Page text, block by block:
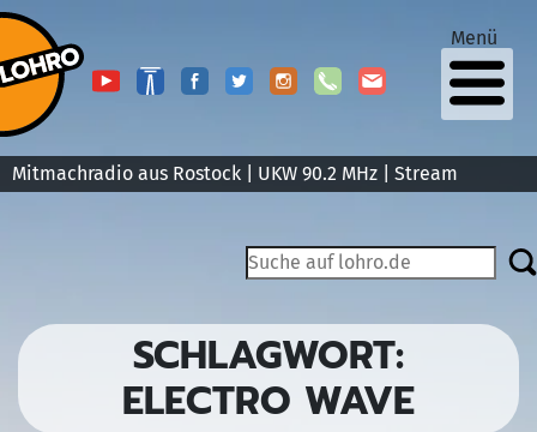
Mitmachradio aus Rostock | UKW 90.2 MHz | Stream
Menü
SCHLAGWORT:
ELECTRO WAVE